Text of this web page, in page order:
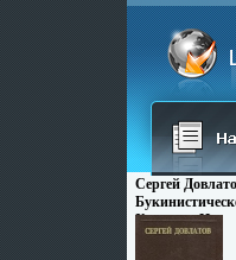
Сергей
Хорошая
Твердый